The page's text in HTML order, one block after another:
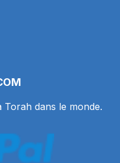
dans le monde.